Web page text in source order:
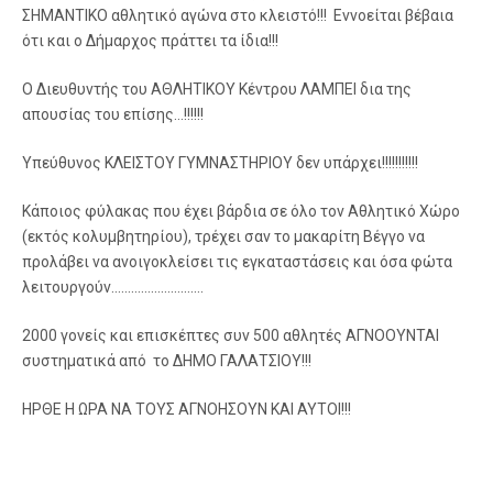
ΣΗΜΑΝΤΙΚΟ αθλητικό αγώνα στο κλειστό!!! Εννοείται βέβαια
ότι και ο Δήμαρχος πράττει τα ίδια!!!
Ο Διευθυντής του ΑΘΛΗΤΙΚΟΥ Κέντρου ΛΑΜΠΕΙ δια της
απουσίας του επίσης…!!!!!!
Υπεύθυνος ΚΛΕΙΣΤΟΥ ΓΥΜΝΑΣΤΗΡΙΟΥ δεν υπάρχει!!!!!!!!!!!
Κάποιος φύλακας που έχει βάρδια σε όλο τον Αθλητικό Χώρο
(εκτός κολυμβητηρίου), τρέχει σαν το μακαρίτη Βέγγο να
προλάβει να ανοιγοκλείσει τις εγκαταστάσεις και όσα φώτα
λειτουργούν……………………….
2000 γονείς και επισκέπτες συν 500 αθλητές ΑΓΝΟΟΥΝΤΑΙ
συστηματικά από το ΔΗΜΟ ΓΑΛΑΤΣΙΟΥ!!!
ΗΡΘΕ Η ΩΡΑ ΝΑ ΤΟΥΣ ΑΓΝΟΗΣΟΥΝ ΚΑΙ ΑΥΤΟΙ!!!